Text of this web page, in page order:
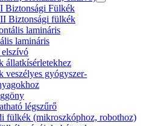
Biztonsági Fülkék
Biztonsági fülkék
lamináris
lamináris
állatkísérletekhez
veszélyes gyógyszer-
légszűrő
fülkék (mikroszkóphoz, robothoz)